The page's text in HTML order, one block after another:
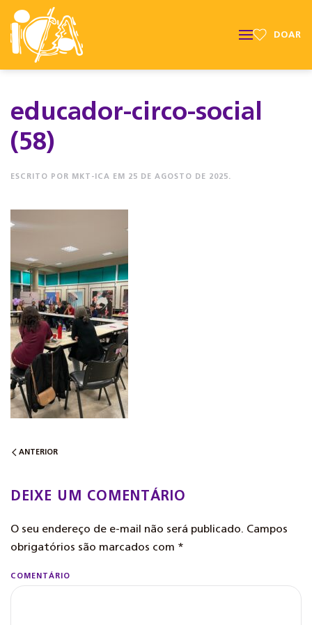
DOAR
educador-circo-social
(58)
ESCRITO POR MKT-ICA EM 25 DE AGOSTO DE 2025
ANTERIOR
DEIXE UM COMENTÁRIO
O seu endereço de e-mail não será publicado. Campos
obrigatórios são marcados com *
COMENTÁRIO